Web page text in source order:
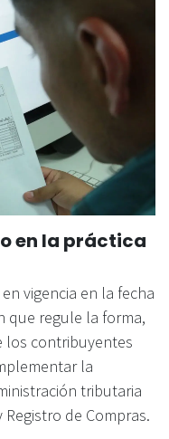
en la práctica
vigencia en la fecha
que regule la forma,
los contribuyentes
la
tributaria
de Compras.